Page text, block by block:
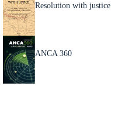
Resolution with justice
ANCA 360